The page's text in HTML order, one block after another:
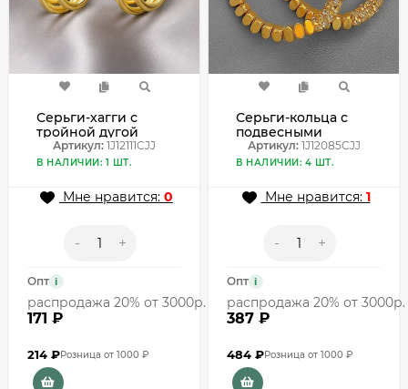
Серьги-хагги с
тройной дугой
1J12111CJJ
Артикул: 1J12111CJJ
В НАЛИЧИИ: 1 ШТ.
Мне нравится: 0
- +
Опт i
распродажа 20% от 3000р.
171 ₽
214 ₽Розница от 1000 ₽
Серьги-кольца с
подвесными
элементами
1J12085CJJ
Артикул:1J12085CJJ
В НАЛИЧИИ: 4 ШТ.
Мне нравится: 1
- +
Опт i
распродажа 20% от 3000р.
387 ₽
484 ₽Розница от 1000 ₽